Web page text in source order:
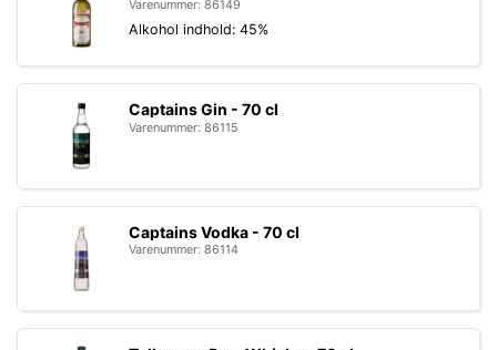
Varenummer: 86149
Alkohol indhold: 45%
Captains Gin - 70 cl
Varenummer: 86115
Captains Vodka - 70 cl
Varenummer: 86114